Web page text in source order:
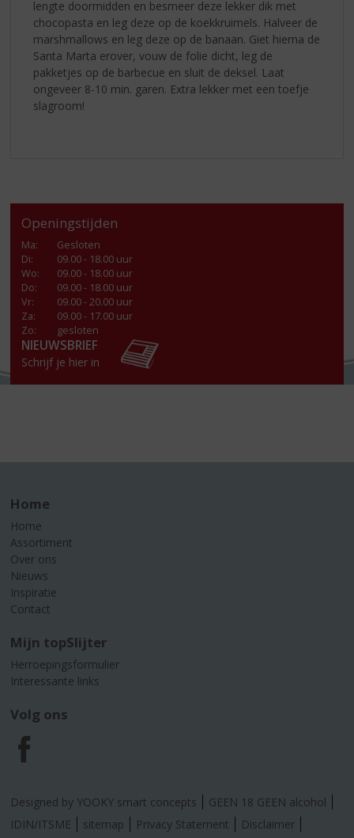
lengte doormidden en besmeer deze lekker dik met
chocopasta en leg deze op de koekkruimels. Halveer de
marshmallows en leg deze op de banaan. Giet hierna de
Santa Marta erover, vouw de folie dicht, leg de
pakketjes op de barbecue en sluit de deksel. Laat
ongeveer 8-10 min. garen. Extra lekker met een toefje
slagroom!
Openingstijden
Ma:
Gesloten
Di:
09.00 - 18.00 uur
Wo:
09.00 - 18.00 uur
Do:
09.00 - 18.00 uur
Vr:
09.00 - 20.00 uur
Za:
09.00 - 17.00 uur
Zo:
gesloten
NIEUWSBRIEF
Schrijf je hier in
Home
Home
Assortiment
Over ons
Nieuws
Inspiratie
Contact
Mijn topSlijter
Herroepingsformulier
Interessante links
Volg ons
F
a
c
Designed by YOOKY smart concepts
GEEN 18 GEEN alcohol
IDIN/ITSME
sitemap Privacy Statement Disclaimer